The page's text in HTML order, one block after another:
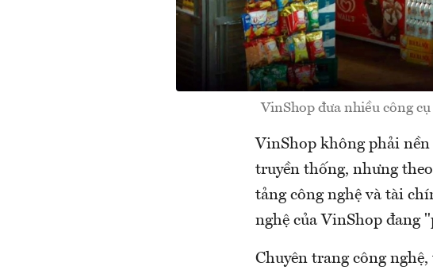
VinShop đưa nhiều công
VinShop không phải
truyền thống, nhưng
tảng công nghệ và tài
nghệ của VinShop đang
Chuyên trang công